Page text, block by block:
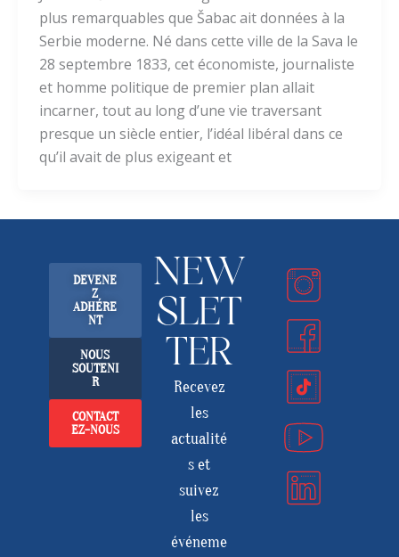
plus remarquables que Šabac ait données à la
Serbie moderne. Né dans cette ville de la Sava le
28 septembre 1833, cet économiste, journaliste
et homme politique de premier plan allait
incarner, tout au long d’une vie traversant
presque un siècle entier, l’idéal libéral dans ce
qu’il avait de plus exigeant et
DEVENE
Z
ADHÉRE
NT
NOUS
SOUTENI
R
CONTACT
EZ-NOUS
NEW
SLET
TER
Recevez
les
actualité
s et
suivez
les
événeme